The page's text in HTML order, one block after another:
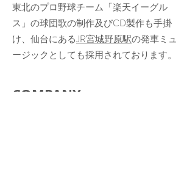
東北のプロ野球チーム「楽天イーグル
ス」の球団歌の制作及びCD製作も手掛
け、仙台にあるJR宮城野原駅の発車ミュ
ージックとしても採用されております。
COMPANY